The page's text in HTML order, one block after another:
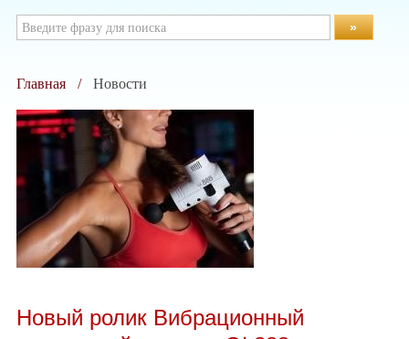
»
Главная Новости
Новый ролик Вибрационный